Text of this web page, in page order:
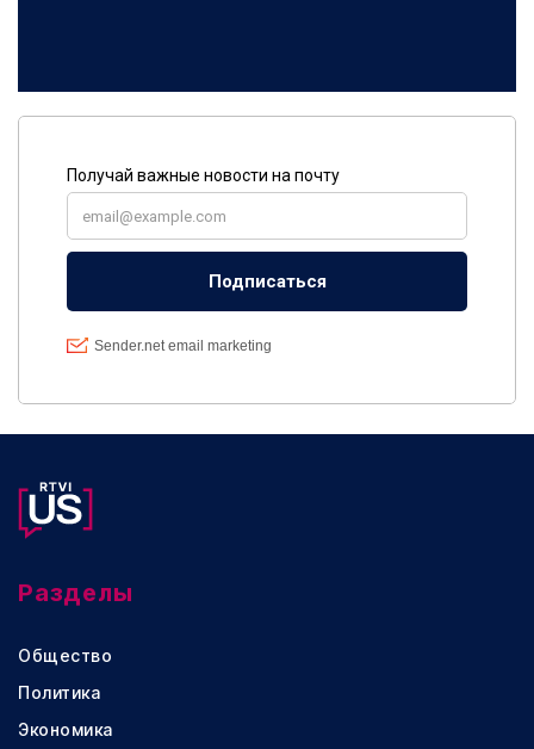
Разделы
Общество
Политика
Экономика